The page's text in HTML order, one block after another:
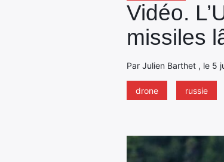
Vidéo.
missiles
Par Julien Barthet , le 5
drone russie